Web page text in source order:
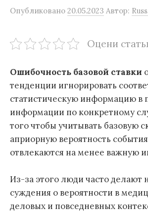
Опубликовано 20.05.2023 Автор:
Оцени
Ошибочность базовой ставки
тенденции игнорировать
статистическую информацию в
информации по конкретному
того чтобы учитывать базовую
априорную вероятность
отвлекаются на менее важную
Из-за этого люди часто делают
суждения о вероятности в
деловых и повседневных